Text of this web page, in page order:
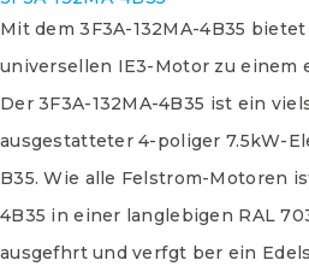
Mit dem 3F3A-132MA-4B35
universellen IE3-Motor zu einem
Der 3F3A-132MA-4B35 ist ein
ausgestatteter 4-poliger 7.5kW-
B35. Wie alle Felstrom-Motoren
4B35 in einer langlebigen RAL
ausgefhrt und verfgt ber ein